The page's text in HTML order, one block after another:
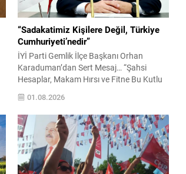
“Sadakatimiz Kişilere Değil, Türkiye
Cumhuriyeti’nedir”
İYİ Parti Gemlik İlçe Başkanı Orhan
Karaduman’dan Sert Mesaj… “Şahsi
Hesaplar, Makam Hırsı ve Fitne Bu Kutlu
Davaya Zarar Veremez” GEMLİK – İYİ
Parti Gemlik İlçe Başkanı Orhan
Karaduman, Türkiye’nin içinde bulunduğu
siyasi sürece ve parti teşkilatlarında
yaşandığını ifade ettiği tartışmalara ilişkin
sert açıklamalarda bulundu. Karaduman,
açıklamasında terörle mücadele, milli...
01.08.2026